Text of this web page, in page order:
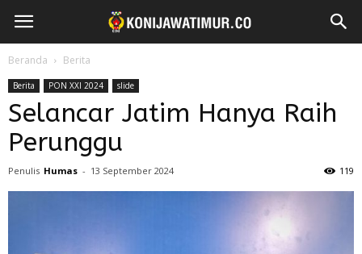
Beranda Berita
Berita PON XXI 2024 slide
Selancar Jatim Hanya Raih
Perunggu
Penulis Humas - 13 September 2024 119